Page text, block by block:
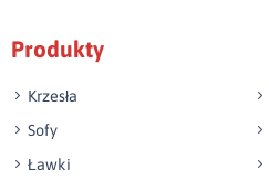
Produkty
Krzesła
Sofy
Ławki